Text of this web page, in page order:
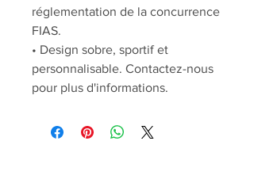
réglementation de la concurrence
FIAS.
• Design sobre, sportif et
personnalisable. Contactez-nous
pour plus d'informations.